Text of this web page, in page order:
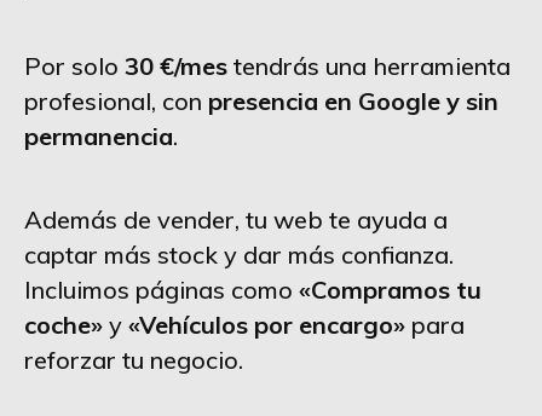
Por solo 30 €/mes tendrás una herramienta
profesional, con presencia en Google y sin
permanencia.
Además de vender, tu web te ayuda a
captar más stock y dar más confianza.
Incluimos páginas como «Compramos tu
coche» y «Vehículos por encargo» para
reforzar tu negocio.